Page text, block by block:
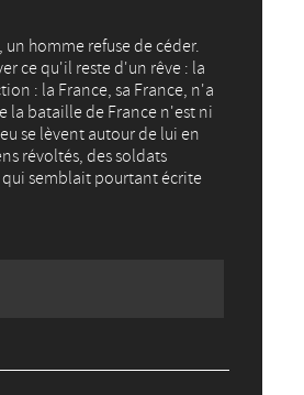
homme refuse de céder.
ce qu'il reste d'un rêve : la
: la France, sa France, n'a
la bataille de France n'est ni
se lèvent autour de lui en
révoltés, des soldats
semblait pourtant écrite